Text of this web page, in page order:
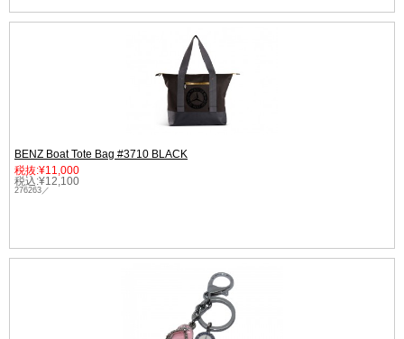
BENZ Boat Tote Bag #3710 BLACK
税抜:¥11,000
税込:¥12,100
276263／